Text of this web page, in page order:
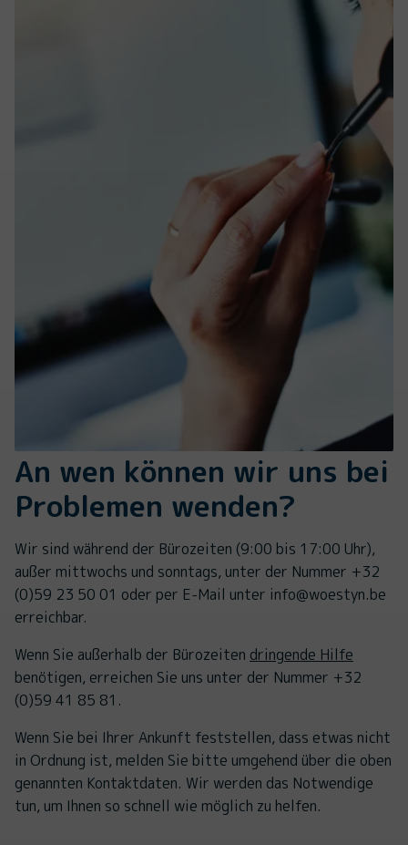
An wen können wir uns bei
Problemen wenden?
Wir sind während der Bürozeiten (9:00 bis 17:00 Uhr),
außer mittwochs und sonntags, unter der Nummer +32
(0)59 23 50 01 oder per E-Mail unter info@woestyn.be
erreichbar.
Wenn Sie außerhalb der Bürozeiten dringende Hilfe
benötigen, erreichen Sie uns unter der Nummer +32
(0)59 41 85 81.
Wenn Sie bei Ihrer Ankunft feststellen, dass etwas nicht
in Ordnung ist, melden Sie bitte umgehend über die oben
genannten Kontaktdaten. Wir werden das Notwendige
tun, um Ihnen so schnell wie möglich zu helfen.